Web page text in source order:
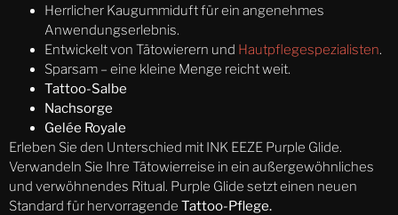
Herrlicher Kaugummiduft für ein angenehmes
Anwendungserlebnis.
Entwickelt von Tätowierern und Hautpflegespezialisten.
Sparsam – eine kleine Menge reicht weit.
Tattoo-Salbe
Nachsorge
Gelée Royale
Erleben Sie den Unterschied mit INK EEZE Purple Glide.
Verwandeln Sie Ihre Tätowierreise in ein außergewöhnliches
und verwöhnendes Ritual. Purple Glide setzt einen neuen
Standard für hervorragende Tattoo-Pflege.